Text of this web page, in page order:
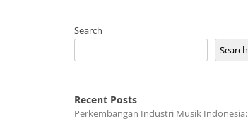
Search
Search
Recent Posts
Perkembangan Industri Musik Indonesia: